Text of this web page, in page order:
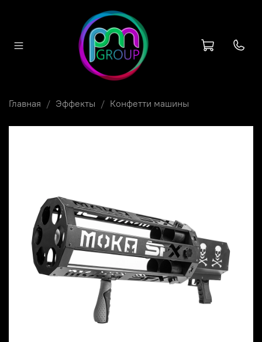
Главная Эффекты Конфетти машины